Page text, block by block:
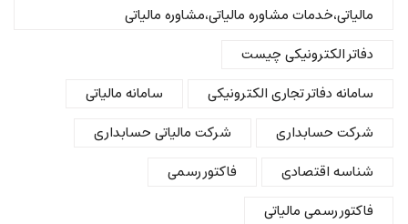
مالیاتی،خدمات مشاوره مالیاتی،مشاوره مالیاتی
دفاتر الکترونیکی چیست
سامانه دفاتر تجاری الکترونیکی
سامانه مالیاتی
شرکت حسابداری
شرکت مالیاتی حسابداری
شناسه اقتصادی
فاکتور رسمی
فاکتور رسمی مالیاتی